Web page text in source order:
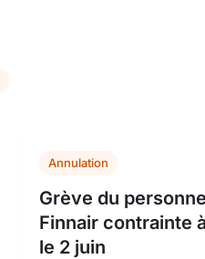
Annulation
Grève du
Finnair contrainte
le 2 juin